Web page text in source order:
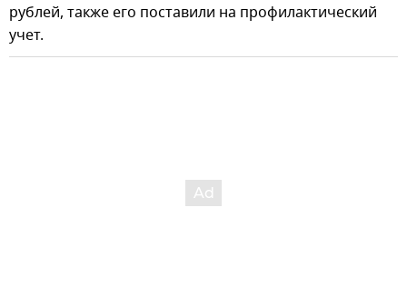
рублей, также его поставили на профилактический
учет.